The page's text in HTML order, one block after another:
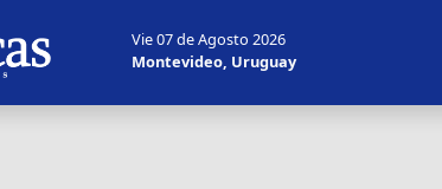
Vie 07 de Agosto 2026
Montevideo, Uruguay